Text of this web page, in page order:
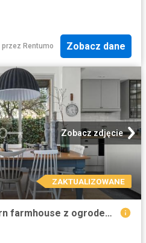
przez Rentumo Zobacz dane
Zobacz zdjęcie
ZAKTUALIZOWANE
Ekskluzywny dom modern farmhouse z ogrodem i 4 sypialniami